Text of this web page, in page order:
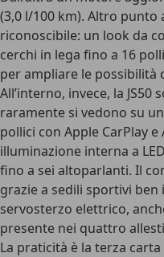
(3,0 l/100 km). Altro
riconoscibile: un look da
cerchi in lega fino a 16
per ampliare le possibilità
All’interno, invece, la
raramente si vedono su
pollici con Apple CarPlay
illuminazione interna a
fino a sei altoparlanti. Il
grazie a sedili sportivi
servosterzo elettrico,
presente nei quattro
La praticità è la terza